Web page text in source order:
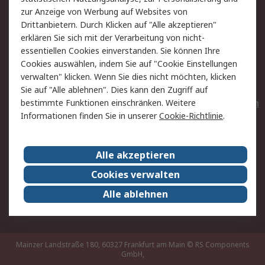
Hilfe
Privatkunden
Rechtliches
AGB
Datenschutz
Cookie-Richtlinie
Zahlungsbedingungen
Copyright/Impressum
Entsorgung
Elektrogeräte/Batterien
RS weltweit
Karriere bei RS
Nachhaltigkeit
Qualität/Umwelt/ZertifikatePresse-Center
Event-Center
Mainzer Landstraße 180, 60327 Frankfurt am Main © RS Components
GmbH,
zur Anzeige von Werbung auf Websites von
Drittanbietern. Durch Klicken auf "Alle akzeptieren"
erklären Sie sich mit der Verarbeitung von nicht-
essentiellen Cookies einverstanden. Sie können Ihre
Cookies auswählen, indem Sie auf "Cookie Einstellungen
verwalten" klicken. Wenn Sie dies nicht möchten, klicken
Sie auf "Alle ablehnen". Dies kann den Zugriff auf
bestimmte Funktionen einschränken. Weitere
Informationen finden Sie in unsererCookie-Richtlinie.
Alle akzeptieren
Cookies verwalten
Alle ablehnen